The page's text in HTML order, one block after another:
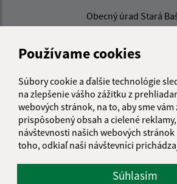
Používame cookies
Súbory cookie a ďalšie technológie
na zlepšenie vášho zážitku z
webových stránok, na to, aby sme
prispôsobený obsah a cielené
návštevnosti našich webových
toho, odkiaľ naši návštevníci
Súhlasím
Obecný úrad Stará
980 34 Nová Bašta
+421 47 381 03 32
IČO: 00649716